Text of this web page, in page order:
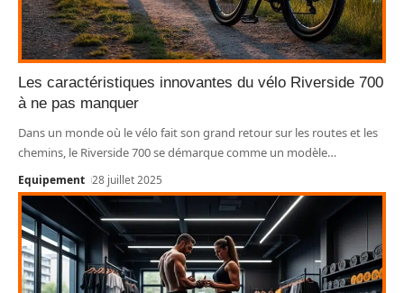
Les caractéristiques innovantes du vélo Riverside 700
à ne pas manquer
Dans un monde où le vélo fait son grand retour sur les routes et les
chemins, le Riverside 700 se démarque comme un modèle…
Equipement 28 juillet 2025